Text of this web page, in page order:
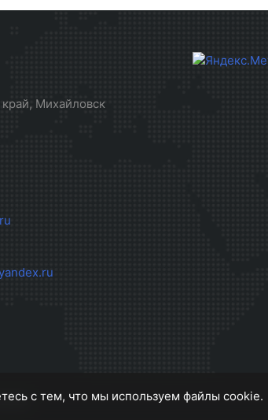
Михайловск
с тем, что мы используем файлы cookie.